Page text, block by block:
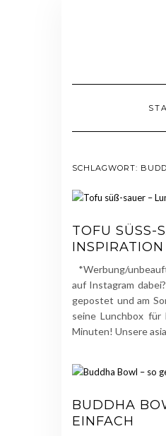
SCHLAGWORT:
TOFU SÜSS-
NSPIRATION
*Werbung/
auf Instagram
gepostet und am
seine Lunchbox
Minuten! Unsere
BUDDHA
EINFACH